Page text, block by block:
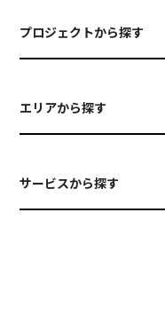
プロジェクトから探す
エリアから探す
サービスから探す